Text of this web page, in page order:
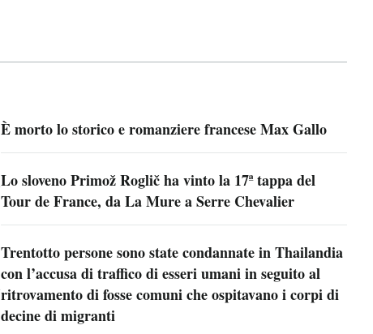
È morto lo storico e romanziere francese Max Gallo
Lo sloveno Primož Roglič ha vinto la 17ª tappa del
Tour de France, da La Mure a Serre Chevalier
Trentotto persone sono state condannate in Thailandia
con l’accusa di traffico di esseri umani in seguito al
ritrovamento di fosse comuni che ospitavano i corpi di
decine di migranti